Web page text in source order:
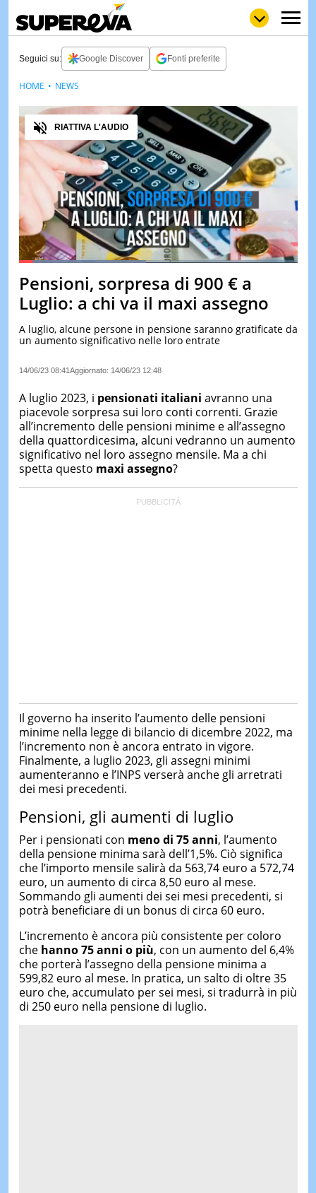
LOL
WOW
POP
VIDEO
& TV
QUIZ
&
TEST
LE
IERI
Seguici su: Google Discover Fonti preferite
Pause Unmute
Loaded:45.64%
Audio
RIATTIVA L'AUDIO
Pensioni, sorpresa di 900 € a
Luglio: a chi va il maxi assegno
A luglio, alcune persone in pensione saranno gratificate da
un aumento significativo nelle loro entrate
14/06/23 08:41 Aggiornato: 14/06/23 12:48
HOME NEWS
A luglio 2023, i pensionati italiani avranno una
piacevole sorpresa sui loro conti correnti. Grazie
all’incremento delle pensioni minime e all’assegno
della quattordicesima, alcuni vedranno un aumento
significativo nel loro assegno mensile. Ma a chi
spetta questo maxi assegno?
Il governo ha inserito l’aumento delle pensioni
minime nella legge di bilancio di dicembre 2022, ma
l’incremento non è ancora entrato in vigore.
Finalmente, a luglio 2023, gli assegni minimi
aumenteranno e l’INPS verserà anche gli arretrati
dei mesi precedenti.
Pensioni, gli aumenti di luglio
Per i pensionati con meno di 75 anni, l’aumento
della pensione minima sarà dell’1,5%. Ciò significa
che l’importo mensile salirà da 563,74 euro a 572,74
euro, un aumento di circa 8,50 euro al mese.
Sommando gli aumenti dei sei mesi precedenti, si
potrà beneficiare di un bonus di circa 60 euro.
L’incremento è ancora più consistente per coloro
che hanno 75 anni o più, con un aumento del 6,4%
che porterà l’assegno della pensione minima a
599,82 euro al mese. In pratica, un salto di oltre 35
euro che, accumulato per sei mesi, si tradurrà in più
di 250 euro nella pensione di luglio.